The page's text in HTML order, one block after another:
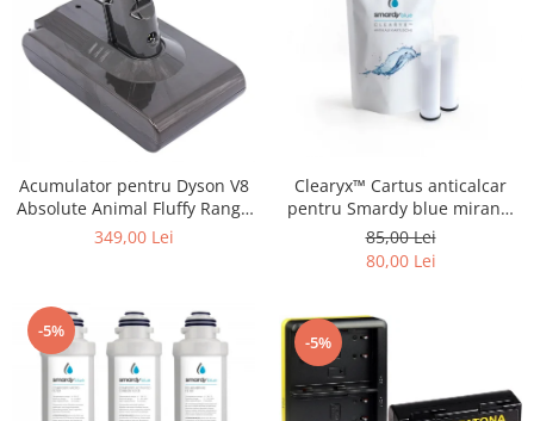
Acumulator pentru Dyson V8
Absolute Animal Fluffy Range
SV10 4000mAh Patona
349,00 Lei
Clearyx™ Cartus anticalcar
pentru Smardy blue miran™
xiva ™ noura™ zagora ™
85,00 Lei
80,00 Lei
-5%
-5%